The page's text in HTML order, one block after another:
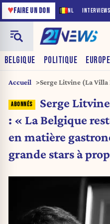
NL INTERVIEWS
♥FAIRE UN DON
BELGIQUE POLITIQUE EUROPE
Accueil
Serge Litvine (La Villa
stars à proprement
Serge
: « La Belgique
en matière
grande stars à